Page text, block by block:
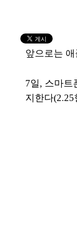
앞으로는
7일, 스마트
지한다